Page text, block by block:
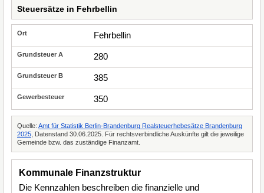
Steuersätze in Fehrbellin
Fehrbellin
280
385
350
Quelle: Amt für Statistik Berlin-Brandenburg Realsteuerhebesätze Brandenburg
2025 , Datenstand 30.06.2025. Für rechtsverbindliche Auskünfte gilt die jeweilige
Gemeinde bzw. das zuständige Finanzamt.
Kommunale Finanzstruktur
Die Kennzahlen beschreiben die finanzielle und